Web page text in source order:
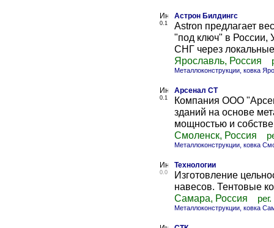
0.1
Астрон Билдингс
Astron предлагает
"под ключ" в России,
СНГ через
Ярославль, Россия
Металлоконструкции, ковка
0.1
Арсенал СТ
Компания ООО
зданий на основе
мощностью и
Смоленск, Россия
Металлоконструкции, ковка
0.0
Технологии
Изготовление
навесов. Тентовые
Самара, Россия
Металлоконструкции, ковка